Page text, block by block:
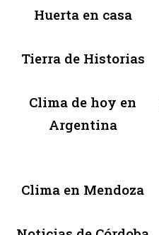
Huerta en casa
Tierra de Historias
Clima de hoy en
Argentina
Clima en Mendoza